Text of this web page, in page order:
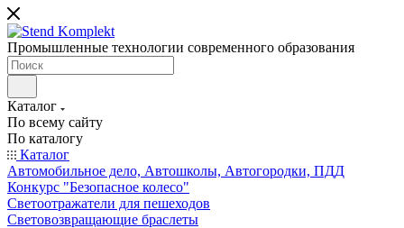
Промышленные технологии современного образования
Каталог
По всему сайту
По каталогу
Каталог
Автомобильное дело, Автошколы, Автогородки, ПДД
Конкурс "Безопасное колесо"
Светоотражатели для пешеходов
Световозвращающие браслеты